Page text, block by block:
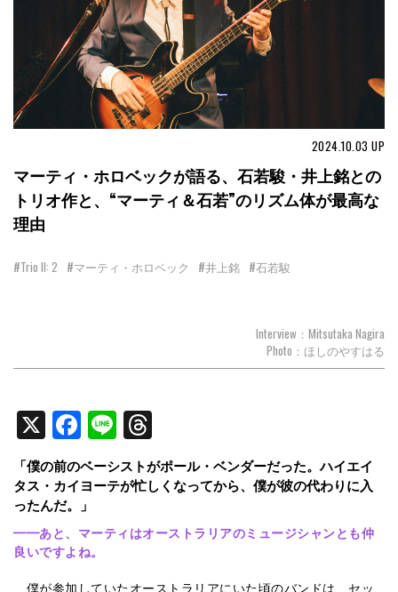
2024.10.03 UP
マーティ・ホロベックが語る、石若駿・井上銘との
トリオ作と、“マーティ＆石若”のリズム体が最高な
理由
#Trio II: 2 #マーティ・ホロベック #井上銘 #石若駿
Interview：Mitsutaka Nagira
Photo：ほしのやすはる
X Facebook
Line
「僕の前のベーシストがポール・ベンダーだった。ハイエイ
タス・カイヨーテが忙しくなってから、僕が彼の代わりに入
ったんだ。」
━━あと、マーティはオーストラリアのミュージシャンとも仲
良いですよね。
僕が参加していたオーストラリアにいた頃のバンドは、セッ